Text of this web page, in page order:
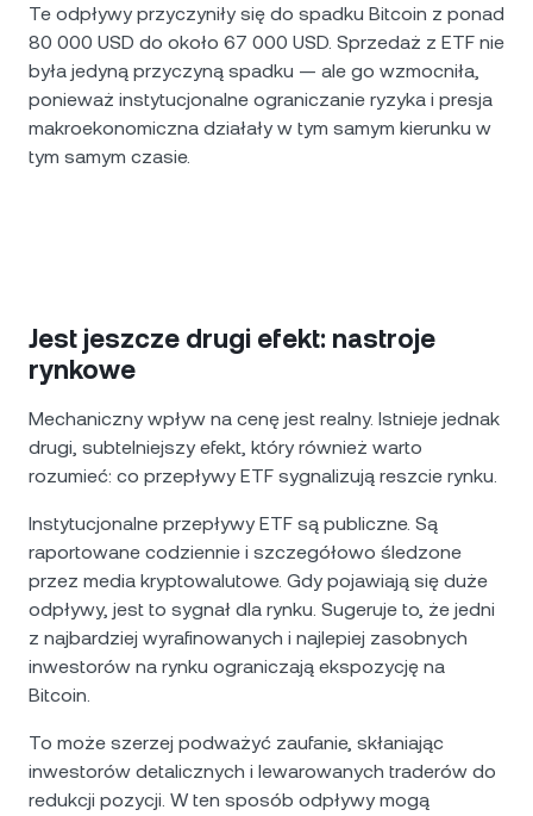
Te odpływy przyczyniły się do spadku Bitcoin z ponad
80 000 USD do około 67 000 USD. Sprzedaż z ETF nie
była jedyną przyczyną spadku — ale go wzmocniła,
ponieważ instytucjonalne ograniczanie ryzyka i presja
makroekonomiczna działały w tym samym kierunku w
tym samym czasie.
Jest jeszcze drugi efekt: nastroje
rynkowe
Mechaniczny wpływ na cenę jest realny. Istnieje jednak
drugi, subtelniejszy efekt, który również warto
rozumieć: co przepływy ETF sygnalizują reszcie rynku.
Instytucjonalne przepływy ETF są publiczne. Są
raportowane codziennie i szczegółowo śledzone
przez media kryptowalutowe. Gdy pojawiają się duże
odpływy, jest to sygnał dla rynku. Sugeruje to, że jedni
z najbardziej wyrafinowanych i najlepiej zasobnych
inwestorów na rynku ograniczają ekspozycję na
Bitcoin.
To może szerzej podważyć zaufanie, skłaniając
inwestorów detalicznych i lewarowanych traderów do
redukcji pozycji. W ten sposób odpływy mogą